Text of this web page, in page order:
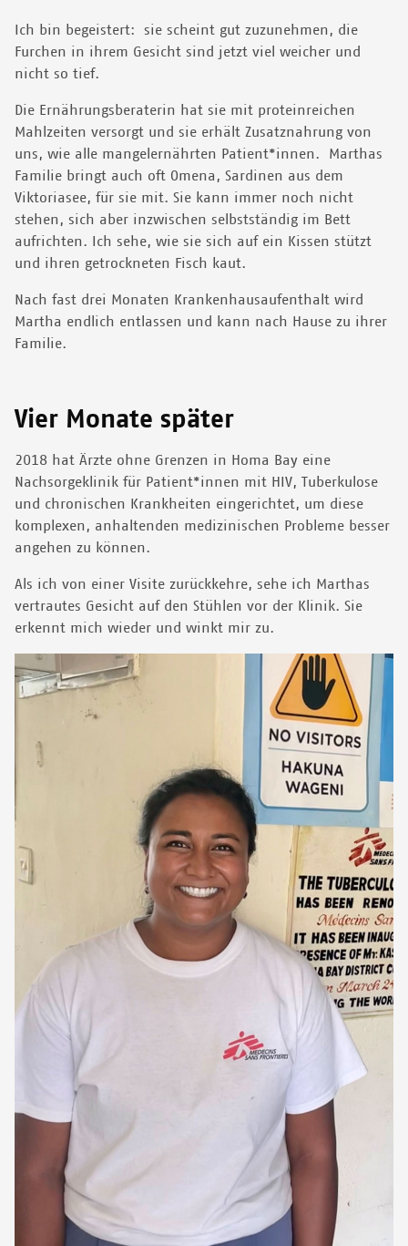
Ich bin begeistert: sie scheint gut zuzunehmen, die
Furchen in ihrem Gesicht sind jetzt viel weicher und
nicht so tief.
Die Ernährungsberaterin hat sie mit proteinreichen
Mahlzeiten versorgt und sie erhält Zusatznahrung von
uns, wie alle mangelernährten Patient*innen. Marthas
Familie bringt auch oft Omena, Sardinen aus dem
Viktoriasee, für sie mit. Sie kann immer noch nicht
stehen, sich aber inzwischen selbstständig im Bett
aufrichten. Ich sehe, wie sie sich auf ein Kissen stützt
und ihren getrockneten Fisch kaut.
Nach fast drei Monaten Krankenhausaufenthalt wird
Martha endlich entlassen und kann nach Hause zu ihrer
Familie.
Vier Monate später
2018 hat Ärzte ohne Grenzen in Homa Bay eine
Nachsorgeklinik für Patient*innen mit HIV, Tuberkulose
und chronischen Krankheiten eingerichtet, um diese
komplexen, anhaltenden medizinischen Probleme besser
angehen zu können.
Als ich von einer Visite zurückkehre, sehe ich Marthas
vertrautes Gesicht auf den Stühlen vor der Klinik. Sie
erkennt mich wieder und winkt mir zu.
Image